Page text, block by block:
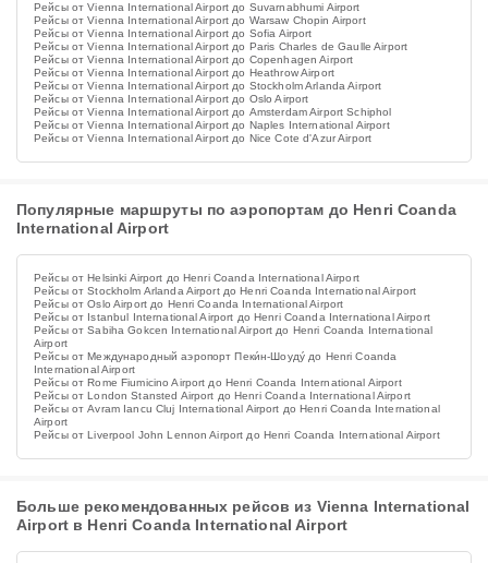
Рейсы от Vienna International Airport до Suvarnabhumi Airport
Рейсы от Vienna International Airport до Warsaw Chopin Airport
Рейсы от Vienna International Airport до Sofia Airport
Рейсы от Vienna International Airport до Paris Charles de Gaulle Airport
Рейсы от Vienna International Airport до Copenhagen Airport
Рейсы от Vienna International Airport до Heathrow Airport
Рейсы от Vienna International Airport до Stockholm Arlanda Airport
Рейсы от Vienna International Airport до Oslo Airport
Рейсы от Vienna International Airport до Amsterdam Airport Schiphol
Рейсы от Vienna International Airport до Naples International Airport
Рейсы от Vienna International Airport до Nice Cote d'Azur Airport
Популярные маршруты по аэропортам до Henri Coanda
International Airport
Рейсы от Helsinki Airport до Henri Coanda International Airport
Рейсы от Stockholm Arlanda Airport до Henri Coanda International Airport
Рейсы от Oslo Airport до Henri Coanda International Airport
Рейсы от Istanbul International Airport до Henri Coanda International Airport
Рейсы от Sabiha Gokcen International Airport до Henri Coanda International
Airport
Рейсы от Международный аэропорт Пеки́н-Шоуду́ до Henri Coanda
International Airport
Рейсы от Rome Fiumicino Airport до Henri Coanda International Airport
Рейсы от London Stansted Airport до Henri Coanda International Airport
Рейсы от Avram Iancu Cluj International Airport до Henri Coanda International
Airport
Рейсы от Liverpool John Lennon Airport до Henri Coanda International Airport
Больше рекомендованных рейсов из Vienna International
Airport в Henri Coanda International Airport